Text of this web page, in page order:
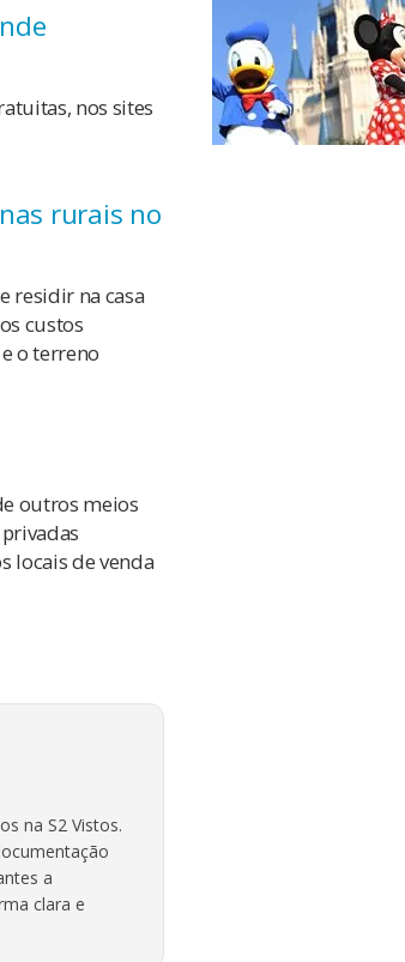
nos sites
rurais no
residir na casa
custos
o terreno
outros meios
locais de venda
na S2 Vistos.
a
clara e